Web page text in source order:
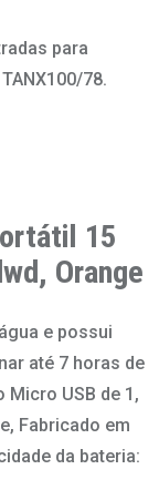
para
78.
15
Orange
e possui
até 7 horas de
USB de 1,
Fabricado em
da bateria: